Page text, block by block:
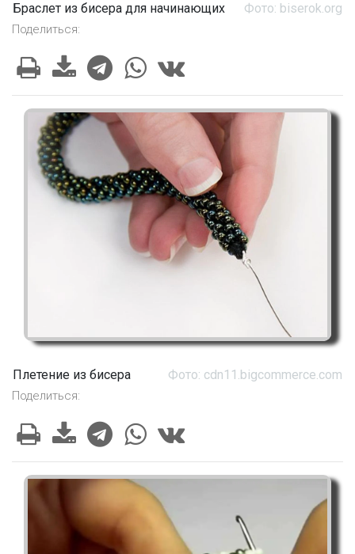
Браслет из бисера для начинающих Фото: biserok.org
Поделиться:
Плетение из бисера Фото: cdn11.bigcommerce.com
Поделиться: